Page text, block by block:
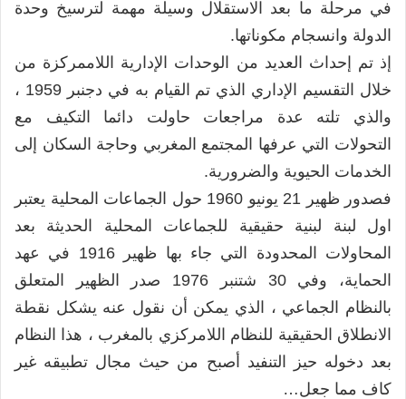
في مرحلة ما بعد الاستقلال وسيلة مهمة لترسيخ وحدة
الدولة وانسجام مكوناتها.
إذ تم إحداث العديد من الوحدات الإدارية اللاممركزة من
خلال التقسيم الإداري الذي تم القيام به في دجنبر 1959 ،
والذي تلته عدة مراجعات حاولت دائما التكيف مع
التحولات التي عرفها المجتمع المغربي وحاجة السكان إلى
الخدمات الحيوية والضرورية.
فصدور ظهیر 21 يونيو 1960 حول الجماعات المحلية يعتبر
اول لبنة لبنية حقيقية للجماعات المحلية الحديثة بعد
المحاولات المحدودة التي جاء بها ظهير 1916 في عهد
الحماية، وفي 30 شتنبر 1976 صدر الظهير المتعلق
بالنظام الجماعي ، الذي يمكن أن نقول عنه يشكل نقطة
الانطلاق الحقيقية للنظام اللامركزي بالمغرب ، هذا النظام
بعد دخوله حيز التنفيد أصبح من حيث مجال تطبيقه غير
كاف مما جعل…